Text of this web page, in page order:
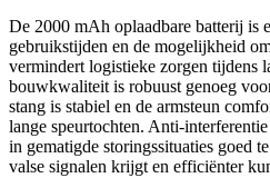
De 2000 mAh oplaadbare batterij is
gebruikstijden en de mogelijkheid
vermindert logistieke zorgen tijdens
bouwkwaliteit is robuust genoeg
stang is stabiel en de armsteun
lange speurtochten. Anti-
in gematigde storingssituaties goed
valse signalen krijgt en efficiënter